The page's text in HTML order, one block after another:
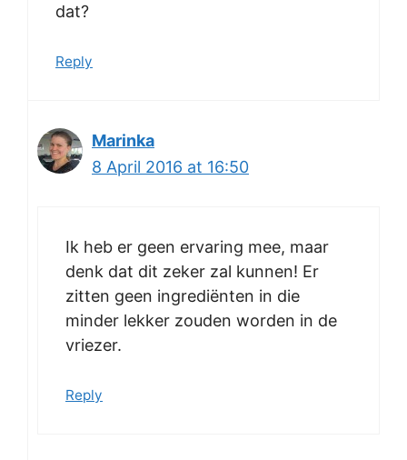
dat?
Reply
Marinka
8 April 2016 at 16:50
Ik heb er geen ervaring mee, maar
denk dat dit zeker zal kunnen! Er
zitten geen ingrediënten in die
minder lekker zouden worden in de
vriezer.
Reply